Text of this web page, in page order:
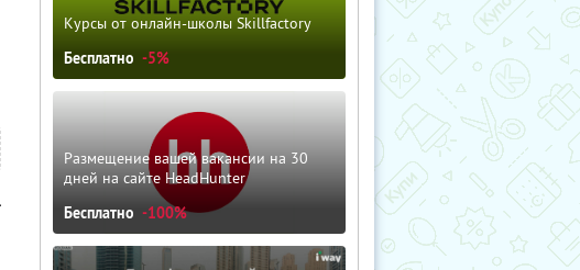
Курсы от онлайн-школы Skillfactory
Бесплатно -5%
Размещение вашей вакансии на 30
дней на сайте HeadHunter
Бесплатно -100%